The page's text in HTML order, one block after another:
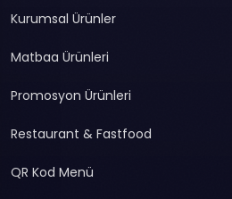
Kurumsal Ürünler
Matbaa Ürünleri
Promosyon Ürünleri
Restaurant & Fastfood
QR Kod Menü